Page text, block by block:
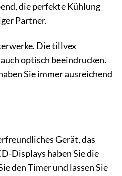
die perfekte Kühlung
Partner.
Die tillvex
optisch beeindrucken.
Sie immer ausreichend
Gerät, das
Displays haben Sie die
den Timer und lassen Sie